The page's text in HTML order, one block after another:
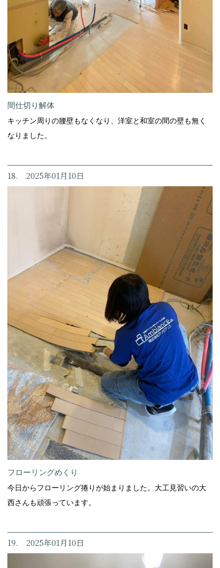
間仕切り解体
キッチン周りの腰壁もなくなり、洋室と和室の間の壁も無く
なりました。
18. 2025年01月10日
フローリングめくり
今日からフローリング捲りが始まりました。大工見習いの大
西さんも頑張っています。
19. 2025年01月10日